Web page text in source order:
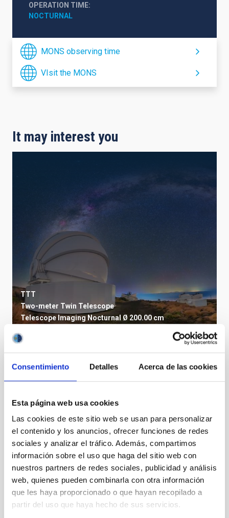
Consentimiento Detalles Acerca de las cookies
Esta página web usa cookies
Las cookies de este sitio web se usan para personalizar
el contenido y los anuncios, ofrecer funciones de redes
sociales y analizar el tráfico. Además, compartimos
información sobre el uso que haga del sitio web con
nuestros partners de redes sociales, publicidad y análisis
web, quienes pueden combinarla con otra información
que les haya proporcionado o que hayan recopilado a
partir del uso que haya hecho de sus servicios.
OPERATION TIME
NOCTURNAL
MONS observing time
VIsit the MONS
It may interest you
TTT
Two-meter Twin Telescope
Telescope ImagingNocturnal Ø 200.00 cm
TCS
Telescopio Carlos Sanchez
TelescopeØ 152.00 cm